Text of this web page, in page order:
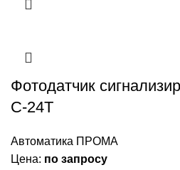
Фотодатчик
С-24Т
Автоматика ПРОМА
Цена: по запросу